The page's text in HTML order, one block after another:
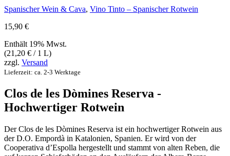
Spanischer Wein & Cava, Vino Tinto – Spanischer Rotwein
15,90 €
Enthält 19% Mwst.
(21,20 € / 1 L)
zzgl. Versand
Lieferzeit: ca. 2-3 Werktage
Clos de les Dòmines Reserva -
Hochwertiger Rotwein
Der Clos de les Dòmines Reserva ist ein hochwertiger Rotwein aus
der D.O. Empordà in Katalonien, Spanien. Er wird von der
Cooperativa d’Espolla hergestellt und stammt von alten Reben, die